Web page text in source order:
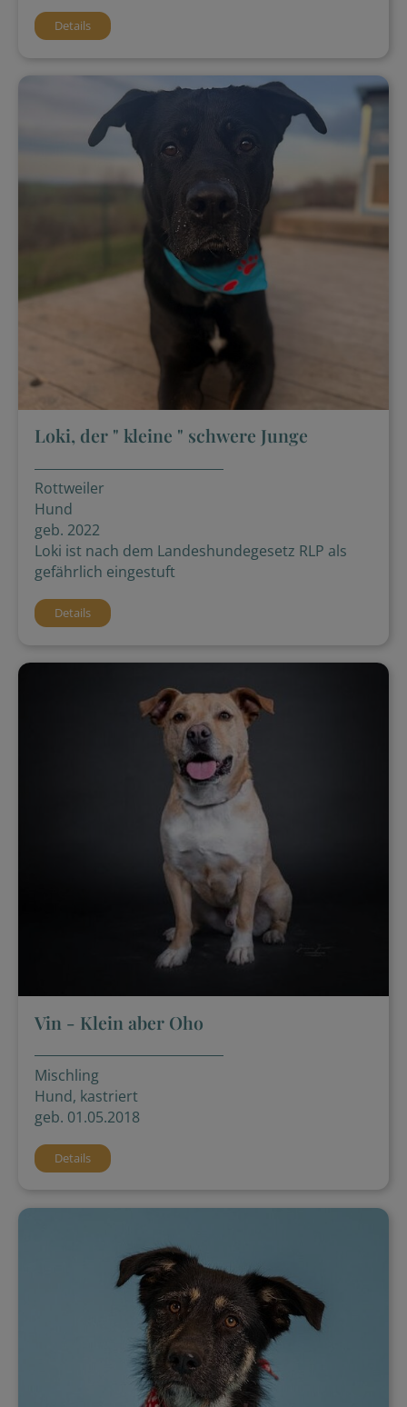
Details
Loki, der " kleine " schwere Junge
Rottweiler
Hund
geb. 2022
Loki ist nach dem Landeshundegesetz RLP als
gefährlich eingestuft
Details
Vin - Klein aber Oho
Mischling
Hund, kastriert
geb. 01.05.2018
Details